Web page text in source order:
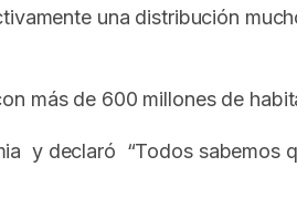
una distribución
más de 600 millones de
y declaró “Todos sabemos